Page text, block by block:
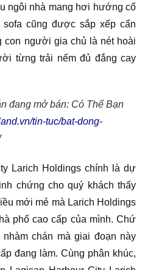
ngôi nhà mang hơi hướng cổ
cũng được sắp xếp cẩn
con người gia chủ là nét hoài
từng trải nếm đủ đắng cay
đang mở bán: Có Thể Bạn
tin-tuc/bat-dong-
Larich Holdings chính là dự
chứng cho quý khách thấy
mới mẻ mà Larich Holdings
phố cao cấp của mình. Chứ
chán mà giai đoạn này
đang làm. Cùng phân khúc,